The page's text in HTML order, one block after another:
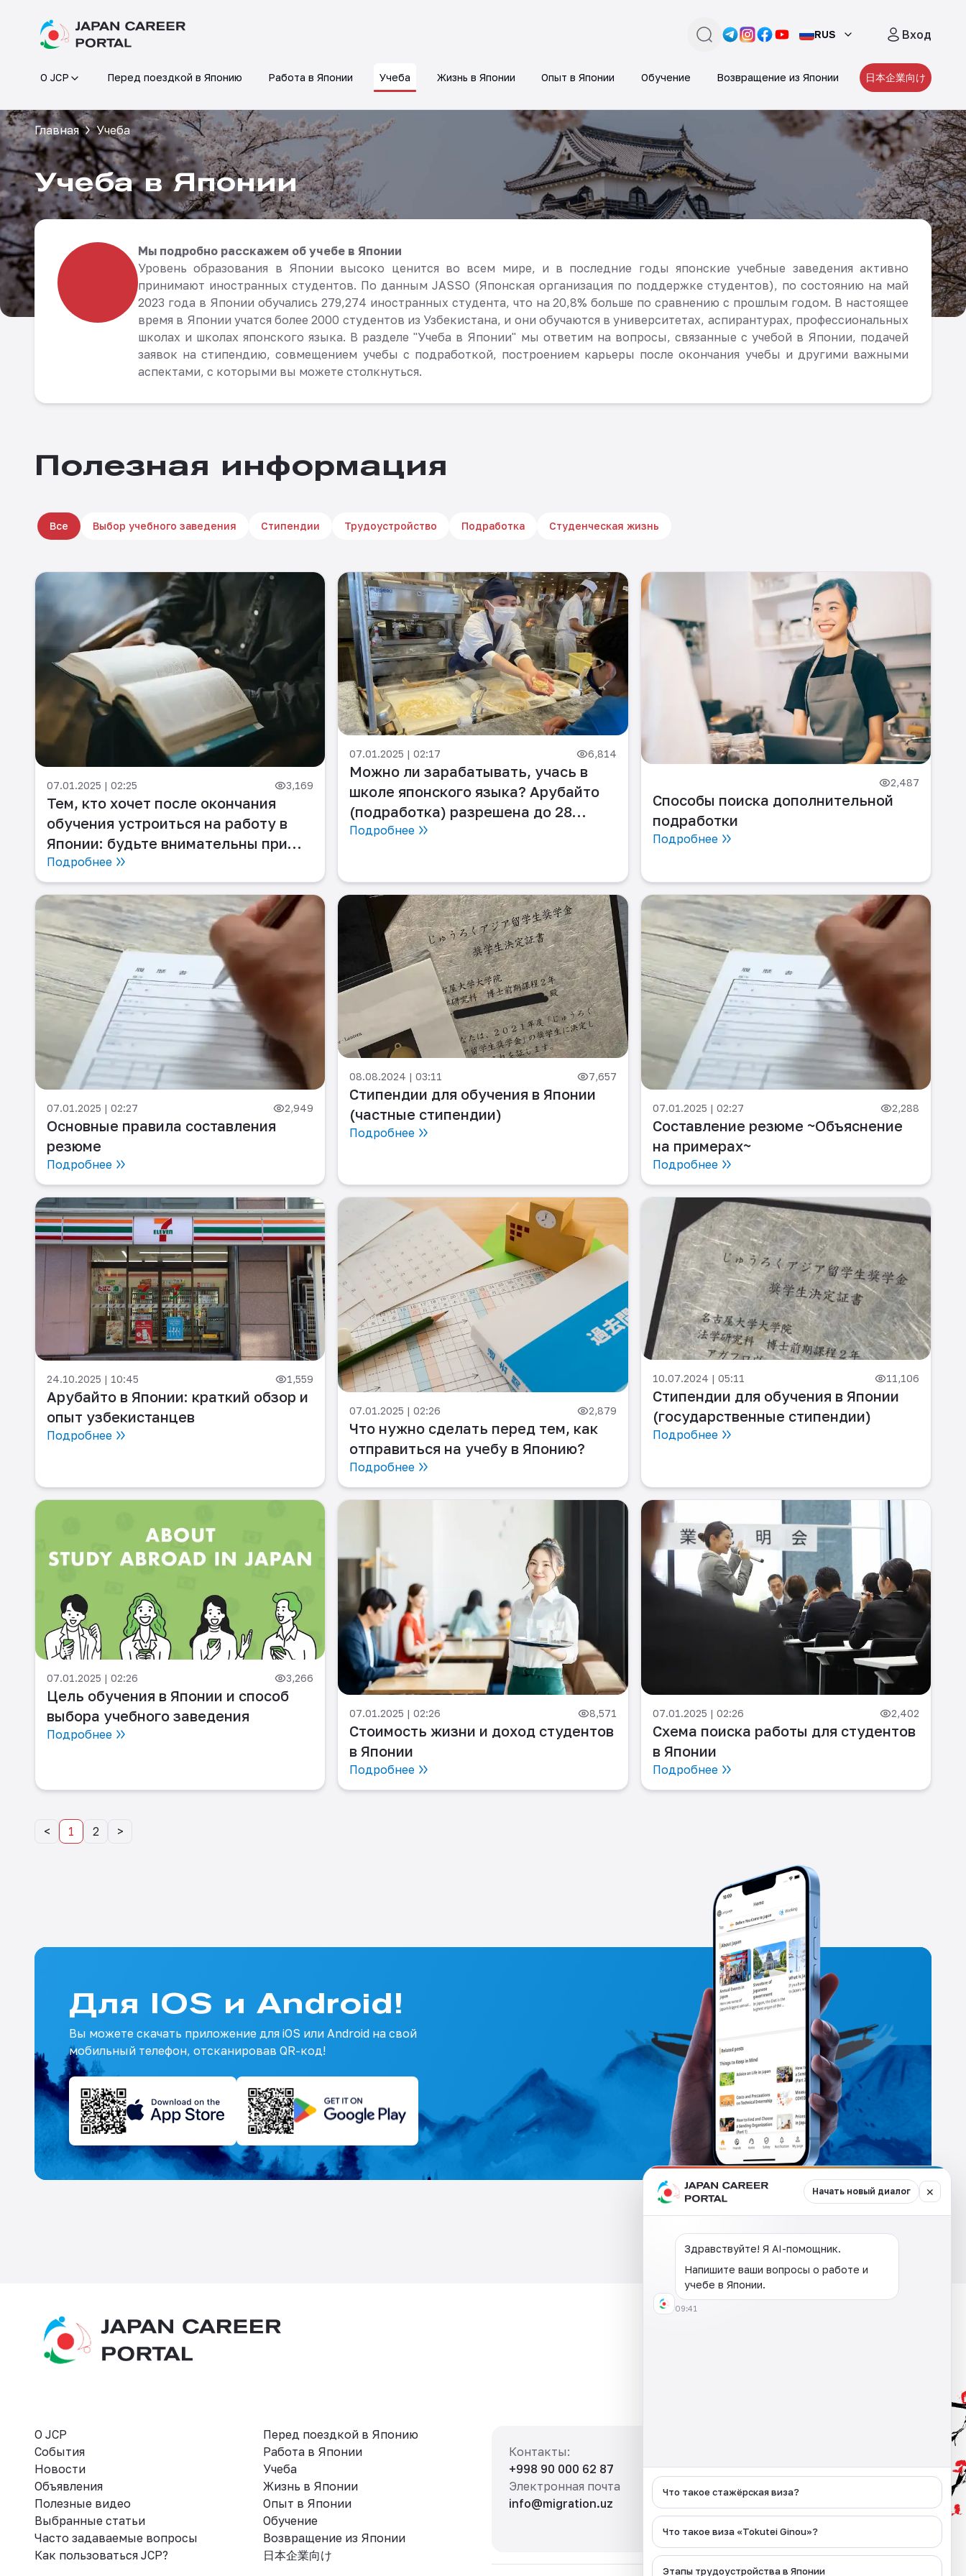
поиск
RUS Вход
О JCP Перед поездкой в Японию Работа в Японии Учеба Жизнь в Японии Опыт в Японии Обучение Возвращение из Японии 日本企業向け
Главная Учеба
Учеба в Японии
Мы подробно расскажем об учебе в Японии
Уровень образования в Японии высоко ценится во всем мире, и в последние годы японские учебные заведения активно
принимают иностранных студентов. По данным JASSO (Японская организация по поддержке студентов), по состоянию на май
2023 года в Японии обучались 279,274 иностранных студента, что на 20,8% больше по сравнению с прошлым годом. В настоящее
время в Японии учатся более 2000 студентов из Узбекистана, и они обучаются в университетах, аспирантурах, профессиональных
школах и школах японского языка. В разделе "Учеба в Японии" мы ответим на вопросы, связанные с учебой в Японии, подачей
заявок на стипендию, совмещением учебы с подработкой, построением карьеры после окончания учебы и другими важными
аспектами, с которыми вы можете столкнуться.
Полезная информация
Все Выбор учебного заведения Стипендии Трудоустройство Подработка Студенческая жизнь
07.01.2025 | 02:25 3,169
Тем, кто хочет после окончания
обучения устроиться на работу в
Японии: будьте внимательны при
выборе направления обучения!
Подробнее
07.01.2025 | 02:17 6,814
Можно ли зарабатывать, учась в
школе японского языка? Арубайто
(подработка) разрешена до 28
часов в неделю!
Подробнее
2,487
Способы поиска дополнительной
подработки
Подробнее
07.01.2025 | 02:27 2,949
Основные правила составления
резюме
Подробнее
08.08.2024 | 03:11 7,657
Стипендии для обучения в Японии
(частные стипендии)
Подробнее
07.01.2025 | 02:27 2,288
Составление резюме ~Объяснение
на примерах~
Подробнее
24.10.2025 | 10:45 1,559
Арубайто в Японии: краткий обзор и
опыт узбекистанцев
Подробнее
07.01.2025 | 02:26 2,879
Что нужно сделать перед тем, как
отправиться на учебу в Японию?
Подробнее
10.07.2024 | 05:11 11,106
Стипендии для обучения в Японии
(государственные стипендии)
Подробнее
07.01.2025 | 02:26 3,266
Цель обучения в Японии и способ
выбора учебного заведения
Подробнее
07.01.2025 | 02:26 8,571
Стоимость жизни и доход студентов
в Японии
Подробнее
07.01.2025 | 02:26 2,402
Схема поиска работы для студентов
в Японии
Подробнее
< 1 2 >
Для IOS и Android!
Вы можете скачать приложение для iOS или Android на свой
мобильный телефон, отсканировав QR-код!
О JCP
События
Новости
Объявления
Полезные видео
Выбранные статьи
Часто задаваемые вопросы
Как пользоваться JCP?
Перед поездкой в Японию
Работа в Японии
Учеба
Жизнь в Японии
Опыт в Японии
Обучение
Возвращение из Японии
日本企業向け
Контакты:
+998 90 000 62 87
Электронная почта
info@migration.uz
г.Ташкент, Алмазарский район,
улица Камаринисо 1 дом
Начать новый диалог ✕
Здравствуйте! Я AI-помощник.
Напишите ваши вопросы о работе и
учебе в Японии.
09:41
Что такое стажёрская виза?
Что такое виза «Tokutei Ginou»?
Этапы трудоустройства в Японии